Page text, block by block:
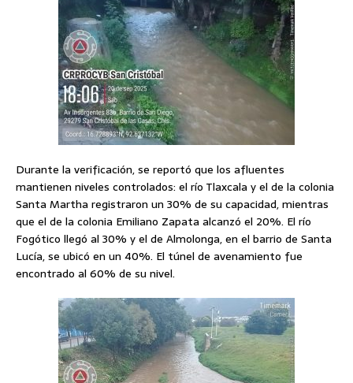
Durante la verificación, se reportó que los afluentes
mantienen niveles controlados: el río Tlaxcala y el de la colonia
Santa Martha registraron un 30% de su capacidad, mientras
que el de la colonia Emiliano Zapata alcanzó el 20%. El río
Fogótico llegó al 30% y el de Almolonga, en el barrio de Santa
Lucía, se ubicó en un 40%. El túnel de avenamiento fue
encontrado al 60% de su nivel.